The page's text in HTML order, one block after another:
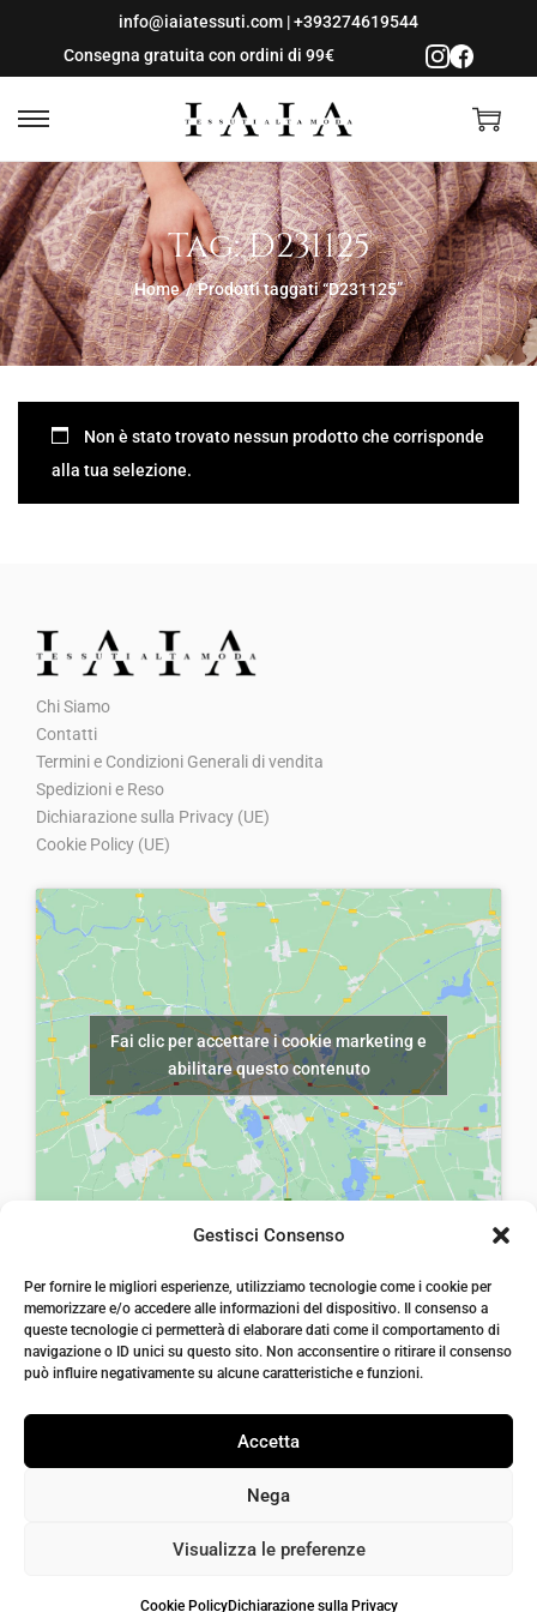
Gestisci Consenso
Per fornire le migliori esperienze, utilizziamo tecnologie come i cookie per
memorizzare e/o accedere alle informazioni del dispositivo. Il consenso a
queste tecnologie ci permetterà di elaborare dati come il comportamento di
navigazione o ID unici su questo sito. Non acconsentire o ritirare il consenso
può influire negativamente su alcune caratteristiche e funzioni.
Accetta
Nega
Visualizza le preferenze
Cookie PolicyDichiarazione sulla Privacy
info@iaiatessuti.com |+393274619544
Consegna gratuita con ordini di 99€
a
l
t
a
a
l
l
a
n
v
e
a
l
t
a
a
l
c
o
n
e
Tag:D231125
Home / Prodotti taggati “D231125”
Non è stato trovato nessun prodotto che corrisponde
alla tua selezione.
Chi Siamo
Contatti
Termini e Condizioni Generali di vendita
Spedizioni e Reso
Dichiarazione sulla Privacy (UE)
Cookie Policy (UE)
Fai clic per accettare i cookie marketing e
abilitare questo contenuto
Via Michele imperiali, ang. via Salvo d'Acquisto, 205,
72021, Francavilla Fontana, Puglia
info@laiatessuti.com
+39 327 46 19 544